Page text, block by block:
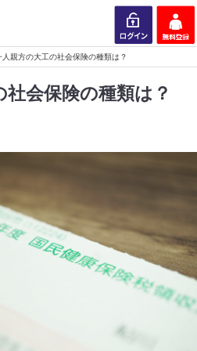
ログイン 会員登録
人親方の大工の社会保険の種類は？
会保険の種類は？